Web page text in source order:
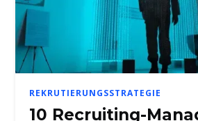
REKRUTIERUNGSSTRATEGIE
10 Recruiting-